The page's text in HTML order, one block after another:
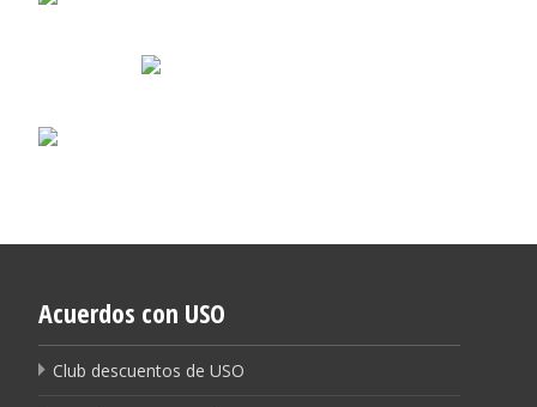
Acuerdos con USO
Club descuentos de USO